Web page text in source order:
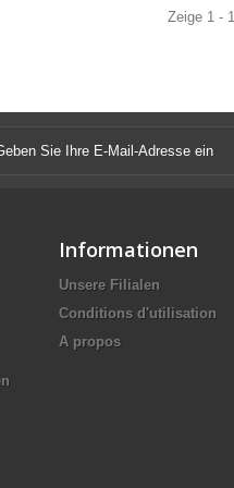
Zeige 1 -
Informationen
Unsere Filialen
Conditions d'utilisation
A propos